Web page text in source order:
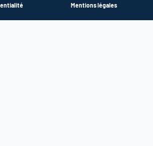
Mentions légales